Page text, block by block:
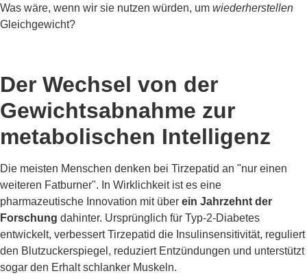
Was wäre, wenn wir sie nutzen würden, um wiederherstellen
Gleichgewicht?
Der Wechsel von der
Gewichtsabnahme zur
metabolischen Intelligenz
Die meisten Menschen denken bei Tirzepatid an "nur einen
weiteren Fatburner". In Wirklichkeit ist es eine
pharmazeutische Innovation mit über ein Jahrzehnt der
Forschung dahinter. Ursprünglich für Typ-2-Diabetes
entwickelt, verbessert Tirzepatid die Insulinsensitivität, reguliert
den Blutzuckerspiegel, reduziert Entzündungen und unterstützt
sogar den Erhalt schlanker Muskeln.